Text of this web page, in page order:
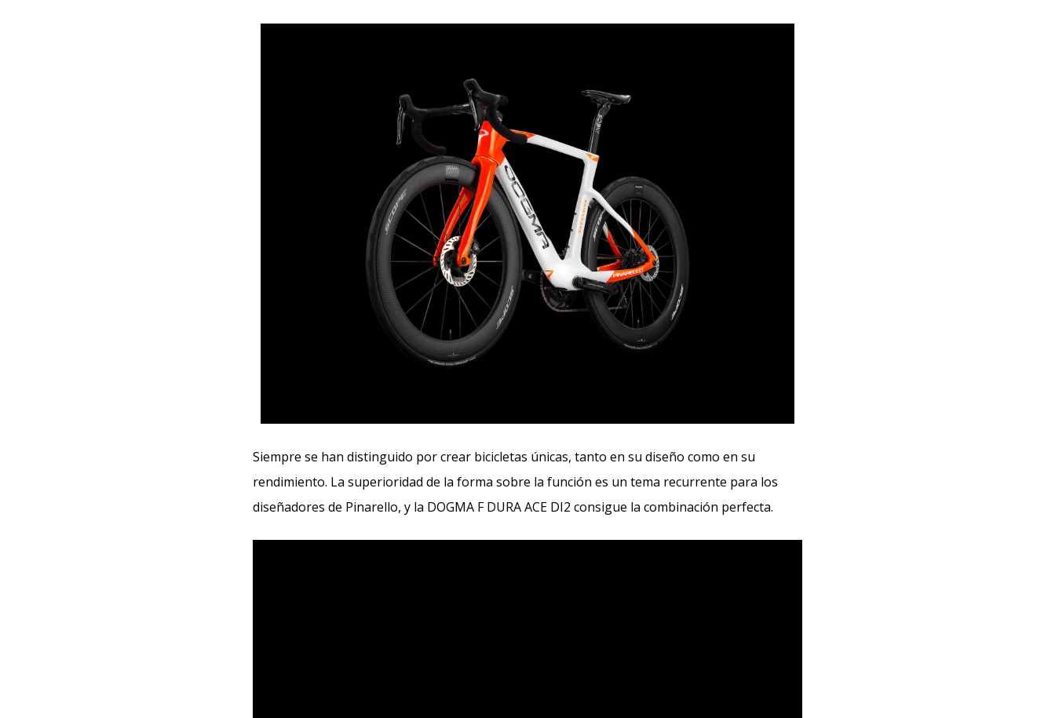
Siempre se han distinguido por crear bicicletas únicas, tanto en su diseño como en su
rendimiento. La superioridad de la forma sobre la función es un tema recurrente para los
diseñadores de Pinarello, y la DOGMA F DURA ACE DI2 consigue la combinación perfecta.